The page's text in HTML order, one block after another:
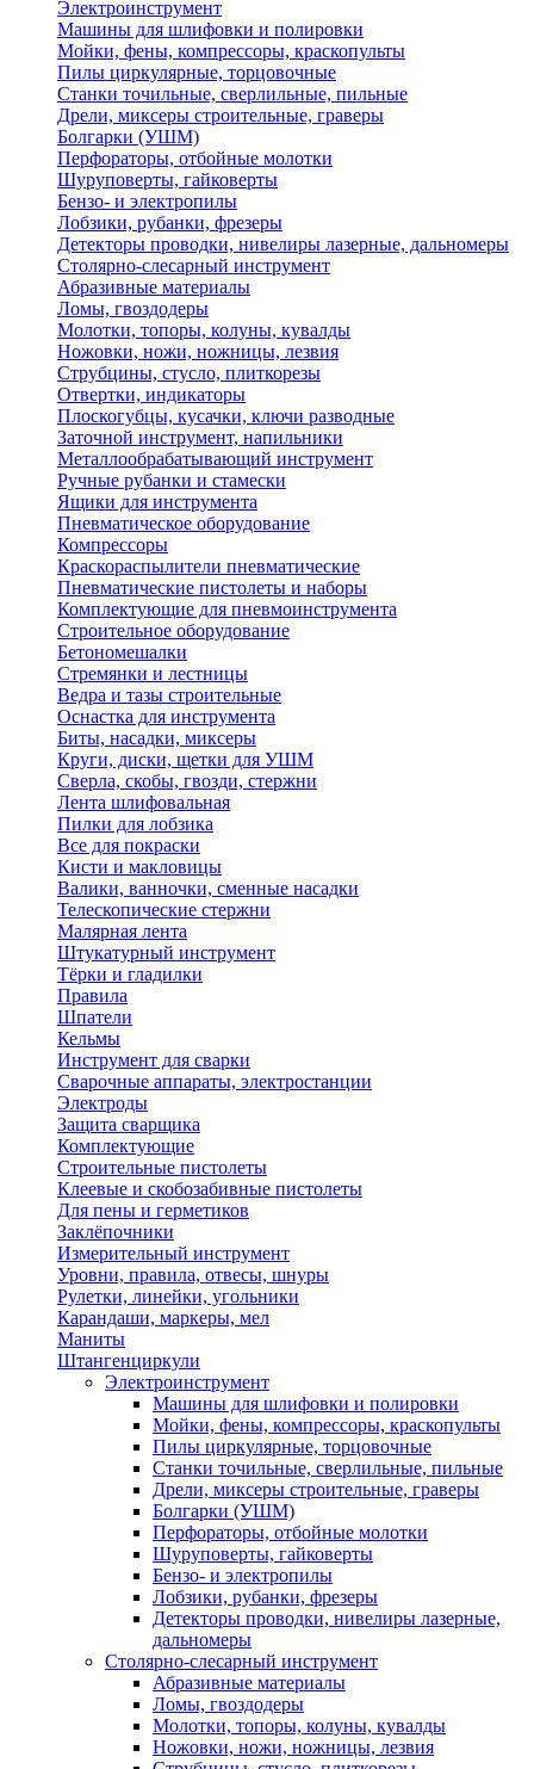
Электроинструмент
Машины для шлифовки и полировки
Мойки, фены, компрессоры, краскопульты
Пилы циркулярные, торцовочные
Станки точильные, сверлильные, пильные
Дрели, миксеры строительные, граверы
Болгарки (УШМ)
Перфораторы, отбойные молотки
Шуруповерты, гайковерты
Бензо- и электропилы
Лобзики, рубанки, фрезеры
Детекторы проводки, нивелиры лазерные, дальномеры
Столярно-слесарный инструмент
Абразивные материалы
Ломы, гвоздодеры
Молотки, топоры, колуны, кувалды
Ножовки, ножи, ножницы, лезвия
Струбцины, стусло, плиткорезы
Отвертки, индикаторы
Плоскогубцы, кусачки, ключи разводные
Заточной инструмент, напильники
Металлообрабатывающий инструмент
Ручные рубанки и стамески
Ящики для инструмента
Пневматическое оборудование
Компрессоры
Краскораспылители пневматические
Пневматические пистолеты и наборы
Комплектующие для пневмоинструмента
Строительное оборудование
Бетономешалки
Стремянки и лестницы
Ведра и тазы строительные
Оснастка для инструмента
Биты, насадки, миксеры
Круги, диски, щетки для УШМ
Сверла, скобы, гвозди, стержни
Лента шлифовальная
Пилки для лобзика
Все для покраски
Кисти и макловицы
Валики, ванночки, сменные насадки
Телескопические стержни
Малярная лента
Штукатурный инструмент
Тёрки и гладилки
Правила
Шпатели
Кельмы
Инструмент для сварки
Сварочные аппараты, электростанции
Электроды
Защита сварщика
Комплектующие
Строительные пистолеты
Клеевые и скобозабивные пистолеты
Для пены и герметиков
Заклёпочники
Измерительный инструмент
Уровни, правила, отвесы, шнуры
Рулетки, линейки, угольники
Карандаши, маркеры, мел
Маниты
Штангенциркули
Электроинструмент
Машины для шлифовки и полировки
Мойки, фены, компрессоры, краскопульты
Пилы циркулярные, торцовочные
Станки точильные, сверлильные, пильные
Дрели, миксеры строительные, граверы
Болгарки (УШМ)
Перфораторы, отбойные молотки
Шуруповерты, гайковерты
Бензо- и электропилы
Лобзики, рубанки, фрезеры
Детекторы проводки, нивелиры лазерные,
дальномеры
Столярно-слесарный инструмент
Абразивные материалы
Ломы, гвоздодеры
Молотки, топоры, колуны, кувалды
Ножовки, ножи, ножницы, лезвия